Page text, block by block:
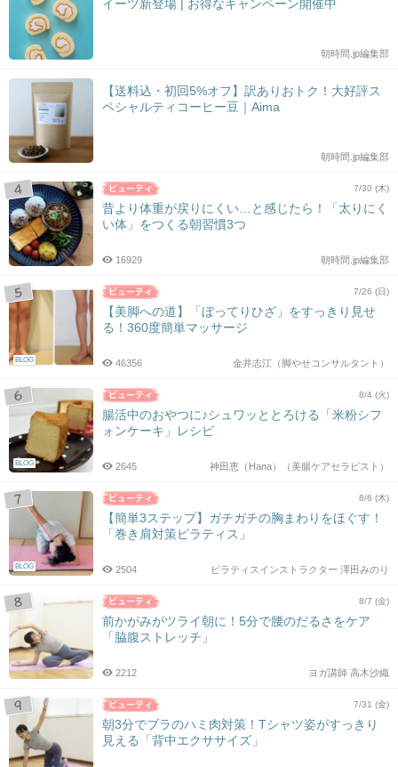
イーツ新登場 | お得なキャンペーン開催中
朝時間.jp編集部
【送料込・初回5%オフ】訳ありおトク！大好評ス
ペシャルティコーヒー豆｜Aima
朝時間.jp編集部
7/30 (木)
昔より体重が戻りにくい…と感じたら！「太りにく
い体」をつくる朝習慣3つ
朝時間.jp編集部
16929
BLOG
7/26 (日)
【美脚への道】「ぼってりひざ」をすっきり見せ
る！360度簡単マッサージ
金井志江（脚やせコンサルタント）
46356
BLOG
8/4 (火)
腸活中のおやつに♪シュワッととろける「米粉シフ
ォンケーキ」レシピ
神田恵（Hana）（美腸ケアセラピスト）
2645
BLOG
8/6 (木)
【簡単3ステップ】ガチガチの胸まわりをほぐす！
「巻き肩対策ピラティス」
ピラティスインストラクター 澤田みのり
2504
8/7 (金)
前かがみがツライ朝に！5分で腰のだるさをケア
「脇腹ストレッチ」
ヨガ講師 高木沙織
2212
7/31 (金)
朝3分でブラのハミ肉対策！Tシャツ姿がすっきり
見える「背中エクササイズ」